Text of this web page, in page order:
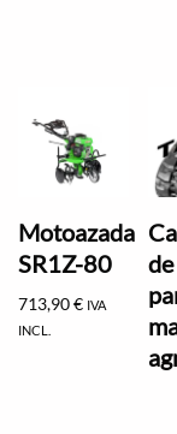
Motoazada
SR1Z-80
713,90€ IVA
INCL.